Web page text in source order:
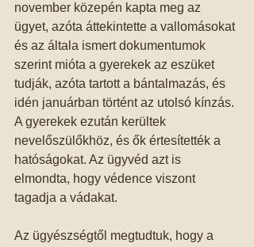
november közepén kapta meg az
ügyet, azóta áttekintette a vallomásokat
és az általa ismert dokumentumok
szerint mióta a gyerekek az eszüket
tudják, azóta tartott a bántalmazás, és
idén januárban történt az utolsó kínzás.
A gyerekek ezután kerültek
nevelőszülőkhöz, és ők értesítették a
hatóságokat. Az ügyvéd azt is
elmondta, hogy védence viszont
tagadja a vádakat.
Az ügyészségtől megtudtuk, hogy a